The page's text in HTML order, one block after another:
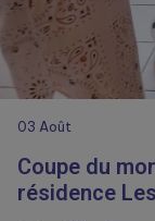
03 Août
Coupe du
résidence